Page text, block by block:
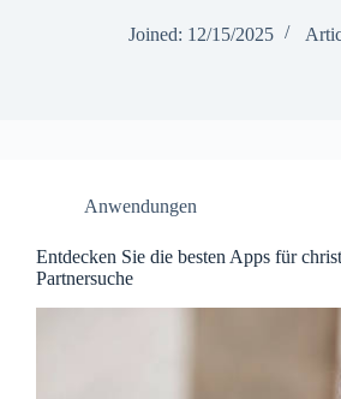
Joined: 12/15/2025
Anwendungen
Entdecken Sie die besten Apps für
Partnersuche